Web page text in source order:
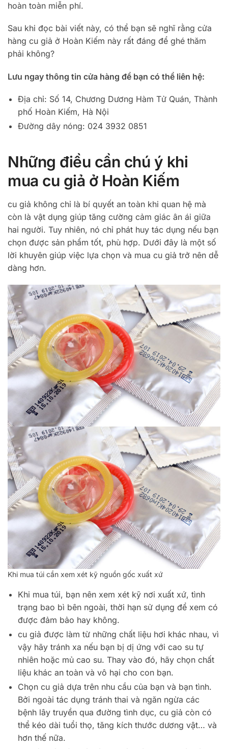
hoàn toàn miễn phí.
Sau khi đọc bài viết này, có thể bạn sẽ nghĩ rằng cửa
hàng cu giả ở Hoàn Kiếm này rất đáng để ghé thăm
phải không?
Lưu ngay thông tin cửa hàng để bạn có thể liên hệ:
Địa chỉ: Số 14, Chương Dương Hàm Tử Quán, Thành
phố Hoàn Kiếm, Hà Nội
Đường dây nóng: 024 3932 0851
Những điều cần chú ý khi
mua cu giả ở Hoàn Kiếm
cu giả không chỉ là bí quyết an toàn khi quan hệ mà
còn là vật dụng giúp tăng cường cảm giác ân ái giữa
hai người. Tuy nhiên, nó chỉ phát huy tác dụng nếu bạn
chọn được sản phẩm tốt, phù hợp. Dưới đây là một số
lời khuyên giúp việc lựa chọn và mua cu giả trở nên dễ
dàng hơn.
Khi mua túi cần xem xét kỹ nguồn gốc xuất xứ
Khi mua túi, bạn nên xem xét kỹ nơi xuất xứ, tình
trạng bao bì bên ngoài, thời hạn sử dụng để xem có
được đảm bảo hay không.
cu giả được làm từ những chất liệu hơi khác nhau, vì
vậy hãy tránh xa nếu bạn bị dị ứng với cao su tự
nhiên hoặc mủ cao su. Thay vào đó, hãy chọn chất
liệu khác an toàn và vô hại cho con bạn.
Chọn cu giả dựa trên nhu cầu của bạn và bạn tình.
Bởi ngoài tác dụng tránh thai và ngăn ngừa các
bệnh lây truyền qua đường tình dục, cu giả còn có
thể kéo dài tuổi thọ, tăng kích thước dương vật… và
hơn thế nữa.